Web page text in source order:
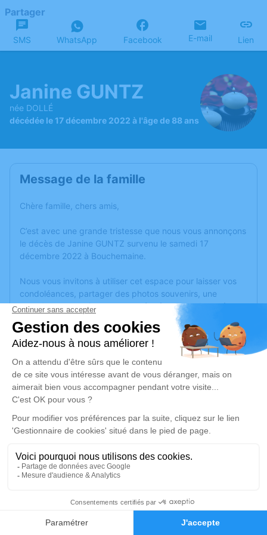
Faire-part Hommages
Partager
SMS WhatsApp Facebook E-mail Lien
Janine GUNTZ
née DOLLÉ
décédée le 17 décembre 2022 à l'âge de 88 ans
Message de la famille
Chère famille, chers amis,
C’est avec une grande tristesse que nous vous annonçons
le décès de Janine GUNTZ survenu le samedi 17
décembre 2022 à Bouchemaine.
Nous vous invitons à utiliser cet espace pour laisser vos
condoléances, partager des photos souvenirs, une
anecdote ou exprimer vos pensées à travers des poèmes
ou des textes. Cet endroit est un lieu d'expression dédié à
honorer la mémoire de Janine GUNTZ.
Un service de plantation d’arbre hommage estdisponible
vendredi 23 décembre 2022 à 10h00
Église Saint Joseph d'Angers
27 rue Saint Joseph